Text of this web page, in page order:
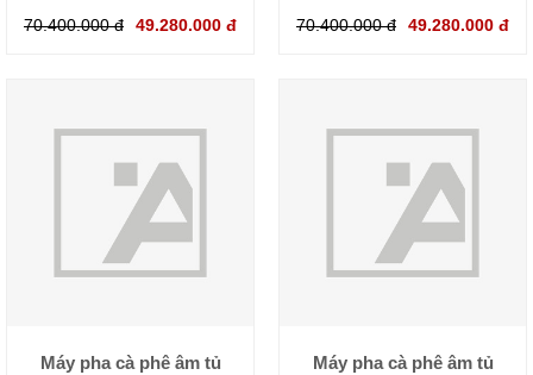
70.400.000 đ 49.280.000 đ 70.400.000 đ 49.280.000 đ
Máy pha cà phê âm tủ
Máy pha cà phê âm tủ